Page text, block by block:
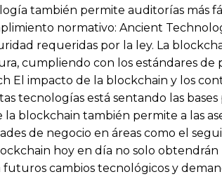
también permite auditorías más
normativo: Ancient
requeridas por la ley. La
cumpliendo con los estándares de
El impacto de la blockchain y los
tecnologías está sentando las
blockchain también permite a las
de negocio en áreas como el
hoy en día no solo
cambios tecnológicos y